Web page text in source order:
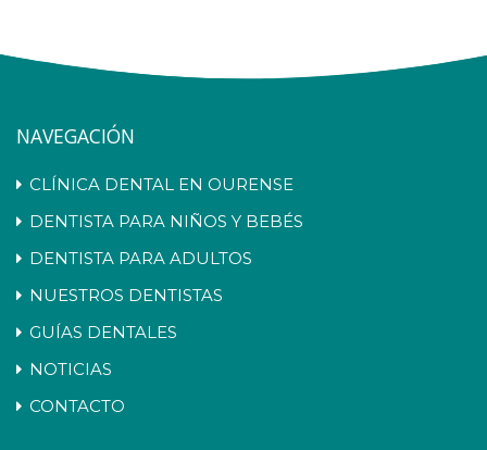
NAVEGACIÓN
CLÍNICA DENTAL EN OURENSE
DENTISTA PARA NIÑOS Y BEBÉS
DENTISTA PARA ADULTOS
NUESTROS DENTISTAS
GUÍAS DENTALES
NOTICIAS
CONTACTO